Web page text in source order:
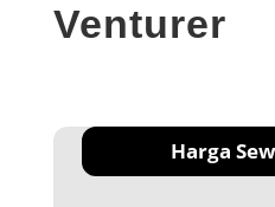
Venturer
Harga